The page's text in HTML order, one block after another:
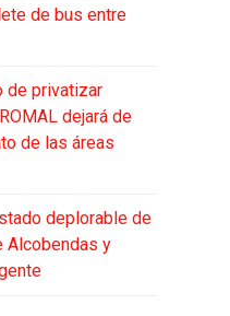
de bus entre
de privatizar
dejará de
de las áreas
deplorable de
Alcobendas y